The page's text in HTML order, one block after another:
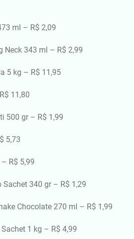
ml – R$ 2,09
Neck 343 ml – R$ 2,99
5 kg – R$ 11,95
11,80
500 gr – R$ 1,99
5,73
R$ 5,99
340 gr – R$ 1,29
Chocolate 270 ml – R$ 1,99
1 kg – R$ 4,99